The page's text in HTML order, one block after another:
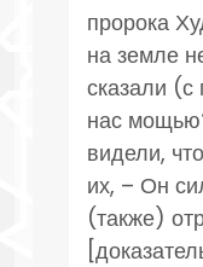
пророка
на земле
сказали (с
нас
видели,
их, – Он
(также)